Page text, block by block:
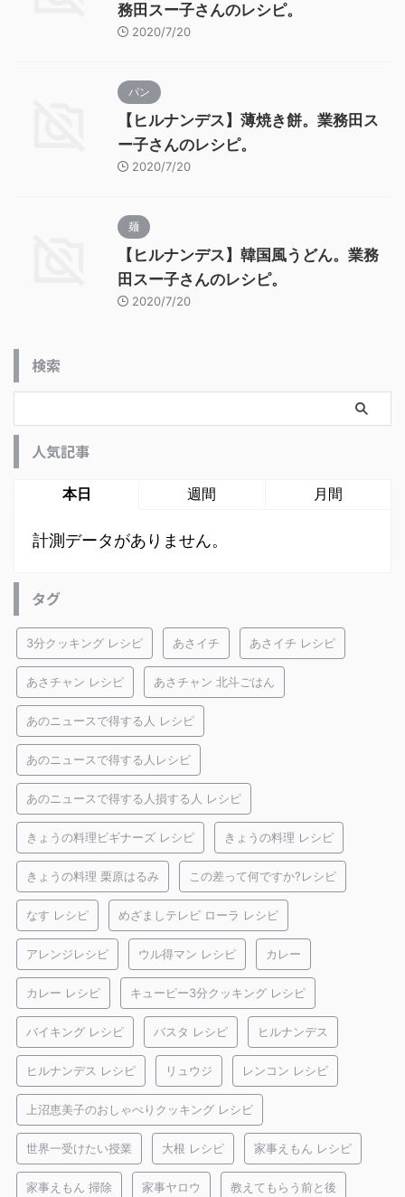
務田スー子さんのレシピ。
2020/7/20
パン
【ヒルナンデス】薄焼き餅。業務田ス
ー子さんのレシピ。
2020/7/20
麺
【ヒルナンデス】韓国風うどん。業務
田スー子さんのレシピ。
2020/7/20
検索
人気記事
本日 週間 月間
計測データがありません。
タグ
3分クッキング レシピ あさイチ あさイチ レシピ
あさチャン レシピ あさチャン 北斗ごはん
あのニュースで得する人 レシピ
あのニュースで得する人レシピ
あのニュースで得する人損する人 レシピ
きょうの料理ビギナーズ レシピ きょうの料理 レシピ
きょうの料理 栗原はるみ この差って何ですか?レシピ
なす レシピ めざましテレビ ローラ レシピ
アレンジレシピ ウル得マン レシピ カレー
カレー レシピ キューピー3分クッキング レシピ
バイキング レシピ パスタ レシピ ヒルナンデス
ヒルナンデス レシピ リュウジ レンコン レシピ
上沼恵美子のおしゃべりクッキング レシピ
世界一受けたい授業 大根 レシピ 家事えもん レシピ
家事えもん 掃除 家事ヤロウ 教えてもらう前と後